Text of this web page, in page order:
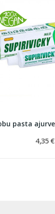
4,35 €